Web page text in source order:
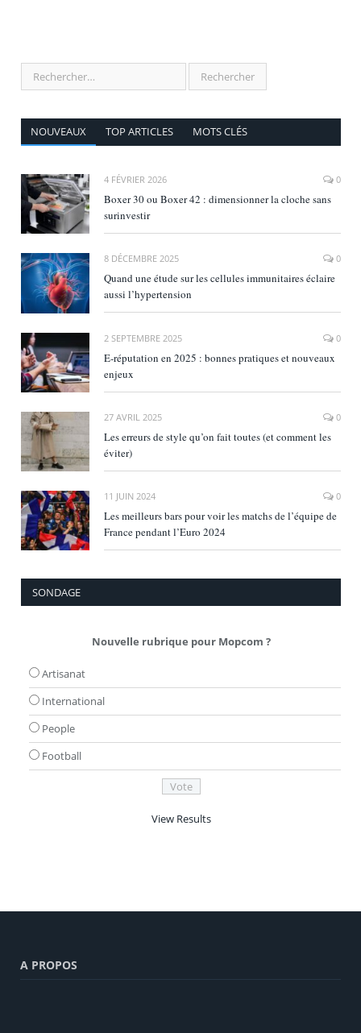
NOUVEAUX TOP ARTICLES MOTS CLÉS
4 FÉVRIER 2026 0
Boxer 30 ou Boxer 42 : dimensionner la cloche sans
surinvestir
8 DÉCEMBRE 2025 0
Quand une étude sur les cellules immunitaires éclaire
aussi l’hypertension
2 SEPTEMBRE 2025 0
E‑réputation en 2025 : bonnes pratiques et nouveaux
enjeux
27 AVRIL 2025 0
Les erreurs de style qu’on fait toutes (et comment les
éviter)
11 JUIN 2024 0
Les meilleurs bars pour voir les matchs de l’équipe de
France pendant l’Euro 2024
SONDAGE
Nouvelle rubrique pour Mopcom ?
Artisanat
International
People
Football
View Results
A PROPOS